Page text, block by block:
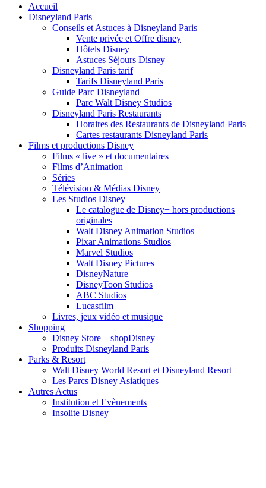
Accueil
Disneyland Paris
Conseils et Astuces à Disneyland Paris
Vente privée et Offre disney
Hôtels Disney
Astuces Séjours Disney
Disneyland Paris tarif
Tarifs Disneyland Paris
Guide Parc Disneyland
Parc Walt Disney Studios
Disneyland Paris Restaurants
Horaires des Restaurants de Disneyland Paris
Cartes restaurants Disneyland Paris
Films et productions Disney
Films « live » et documentaires
Films d’Animation
Séries
Télévision & Médias Disney
Les Studios Disney
Le catalogue de Disney+ hors productions
originales
Walt Disney Animation Studios
Pixar Animations Studios
Marvel Studios
Walt Disney Pictures
DisneyNature
DisneyToon Studios
ABC Studios
Lucasfilm
Livres, jeux vidéo et musique
Shopping
Disney Store – shopDisney
Produits Disneyland Paris
Parks & Resort
Walt Disney World Resort et Disneyland Resort
Les Parcs Disney Asiatiques
Autres Actus
Institution et Evènements
Insolite Disney